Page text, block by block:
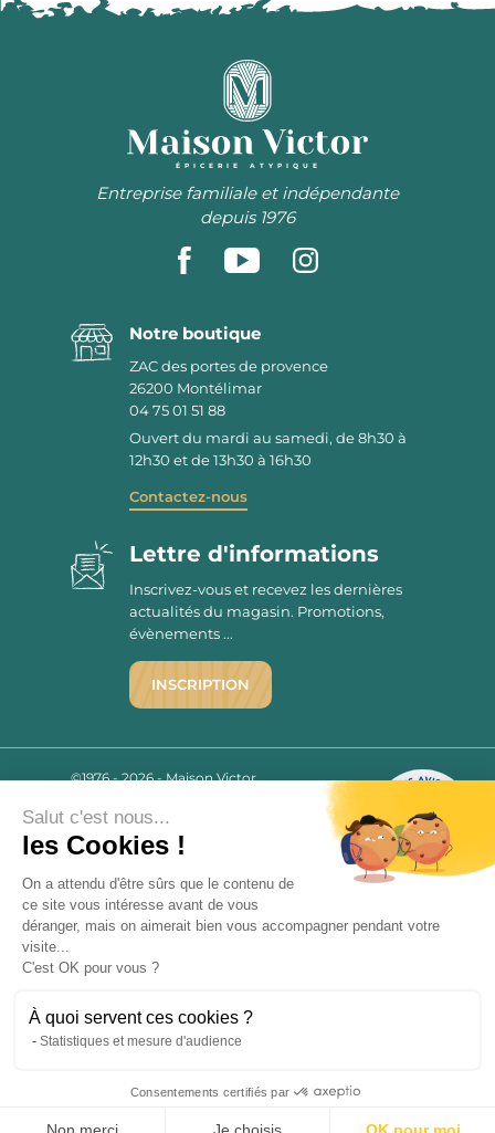
ÉPICERIE ATYPIQUE
Entreprise familiale et indépendante
depuis 1976
Notre boutique
ZAC des portes de provence
26200 Montélimar
04 75 01 51 88
Ouvert du mardi au samedi, de 8h30 à
12h30 et de 13h30 à 16h30
Contactez-nous
2779 AVIS
9.7/10
Lettre d'informations
Inscrivez-vous et recevez les dernières
actualités du magasin. Promotions,
évènements ...
INSCRIPTION
©1976 - 2026 - Maison Victor
Mentions légales
C.G.V.
Politique de confidentialité
FAQ
Livraisons
« L’abus d’alcool est dangereux pour la santé, à consommer avec
modération. La vente d’alcool est strictement interdite aux mineurs.
Salut c'est nous...
les Cookies !
On a attendu d'être sûrs que le contenu de
ce site vous intéresse avant de vous
déranger, mais on aimerait bien vous accompagner pendant votre
visite...
C'est OK pour vous ?
À quoi servent ces cookies ?
Statistiques et mesure d'audience
Consentements certifiés par